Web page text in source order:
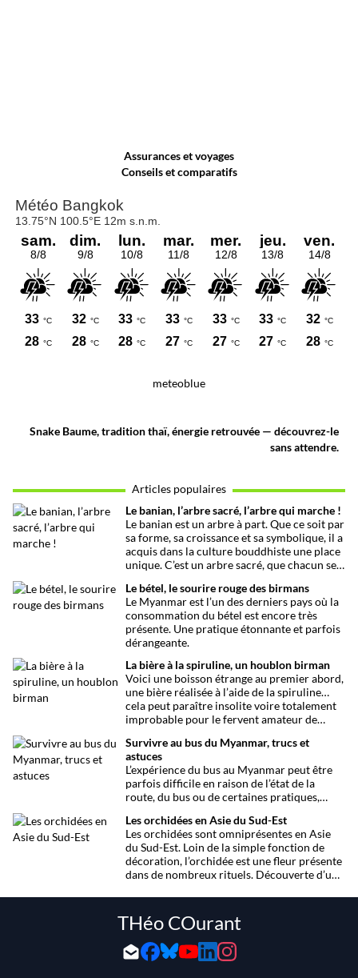
Assurances et voyages
Conseils et comparatifs
meteoblue
Snake Baume, tradition thaï, énergie retrouvée — découvrez-le
sans attendre.
Articles populaires
Le banian, l’arbre sacré, l’arbre qui marche !
Le banian est un arbre à part. Que ce soit par
sa forme, sa croissance et sa symbolique, il a
acquis dans la culture bouddhiste une place
unique. C’est un arbre sacré, que chacun se
l’Éveil du Bouddha n’aurait eu lieu.
Le bétel, le sourire rouge des birmans
Le Myanmar est l’un des derniers pays où la
consommation du bétel est encore très
présente. Une pratique étonnante et parfois
dérangeante.
La bière à la spiruline, un houblon birman
Voici une boisson étrange au premier abord,
une bière réalisée à l’aide de la spiruline…
cela peut paraître insolite voire totalement
improbable pour le fervent amateur de
trappistes vont revoir leurs classiques avec
ce houblon à base de spiruline.
Survivre au bus du Myanmar, trucs et
astuces
L’expérience du bus au Myanmar peut être
parfois difficile en raison de l’état de la
route, du bus ou de certaines pratiques,
Les orchidées en Asie du Sud-Est
Les orchidées sont omniprésentes en Asie
du Sud-Est. Loin de la simple fonction de
décoration, l’orchidée est une fleur présente
dans de nombreux rituels. Découverte d’une
THéo COurant